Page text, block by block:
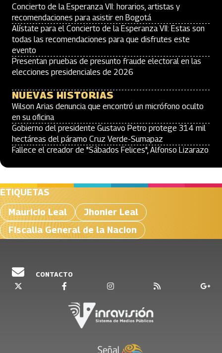
Concierto de la Esperanza VII: horarios, artistas y
recomendaciones para asistir en Bogotá
Alístate para el Concierto de la Esperanza VII: Estas son
todas las recomendaciones para que disfrutes este
evento
Presentan pruebas de presunto fraude electoral en las
elecciones presidenciales de 2026
NUEVAS HISTORIAS
Wilson Arias denuncia que encontró un micrófono oculto
en su oficina
Gobierno del presidente Gustavo Petro protege 314 mil
hectáreas del páramo Cruz Verde-Sumapaz
Fallece el creador de "Sábados Felices", Alfonso Lizarazo
ETIQUETAS
Mauricio Leal
Jhonier Leal
Fiscalia General de la Nacion
CONTACTO